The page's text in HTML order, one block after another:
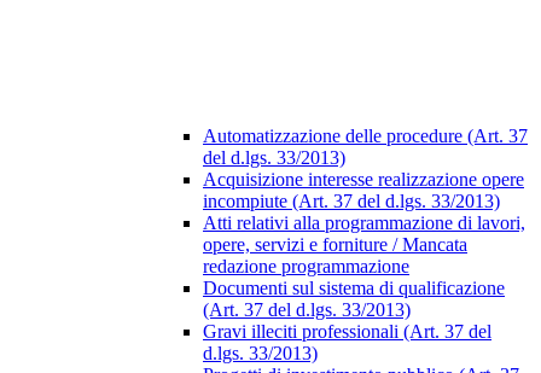
Automatizzazione delle procedure (Art. 37
del d.lgs. 33/2013)
Acquisizione interesse realizzazione opere
incompiute (Art. 37 del d.lgs. 33/2013)
Atti relativi alla programmazione di lavori,
opere, servizi e forniture / Mancata
redazione programmazione
Documenti sul sistema di qualificazione
(Art. 37 del d.lgs. 33/2013)
Gravi illeciti professionali (Art. 37 del
d.lgs. 33/2013)